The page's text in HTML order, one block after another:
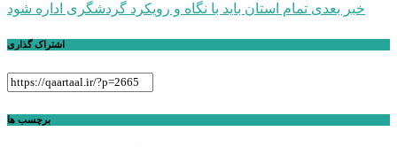
خبر بعدی تمام استان باید با نگاه و رویکرد گردشگری اداره شود
اشتراک گذاری
برچسب ها